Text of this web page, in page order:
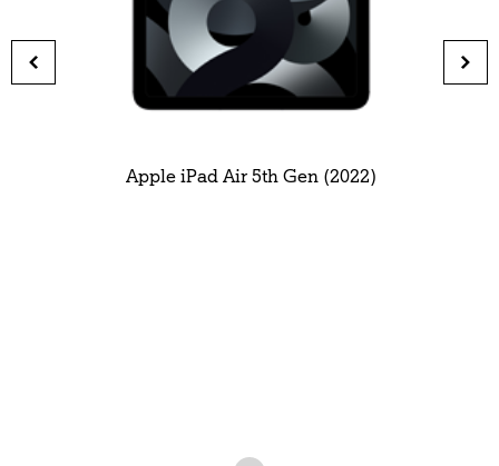
Apple iPad Air 5th Gen (2022)